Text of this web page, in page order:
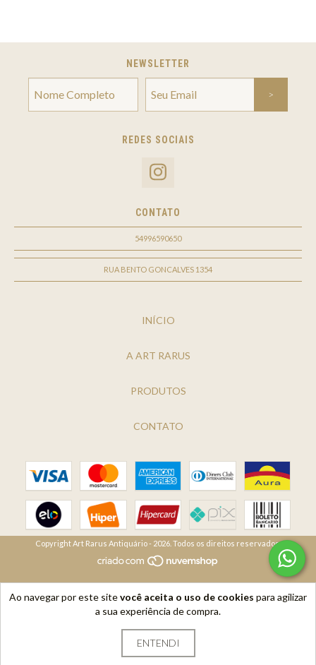
Ao navegar por este sitevocê aceita o uso de cookies para agilizar
a sua experiência de compra.
ENTENDI
NEWSLETTER
REDES SOCIAIS
CONTATO
54996590650
RUA BENTO GONCALVES 1354
INÍCIO
A ART RARUS
PRODUTOS
CONTATO
Copyright Art Rarus Antiquário - 2026. Todos os direitos reservados.